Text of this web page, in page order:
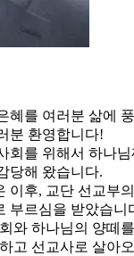
혜를 여러분 삶에
분 환영합니다!
회를 위해서 하나
당해 왔습니다.
이후, 교단 선교부
부르심을 받았습
와 하나님의 양떼
고 선교사로 살아